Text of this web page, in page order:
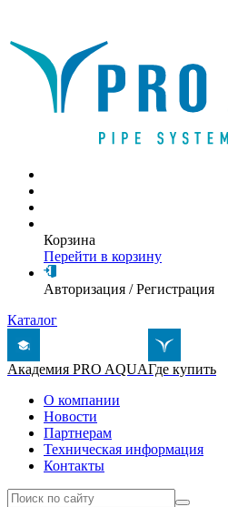
Корзина
Перейти в корзину
Авторизация /Регистрация
Каталог
Академия PRO AQUAГде купить
О компании
Новости
Партнерам
Техническая информация
Контакты